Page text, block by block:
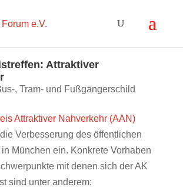
Attraktiver
Attraktiver Nahverkehr (AAN)
Verbesserung des öffentlichen
München ein. Konkrete Vorhaben
mit denen sich der AK
sind unter anderem: